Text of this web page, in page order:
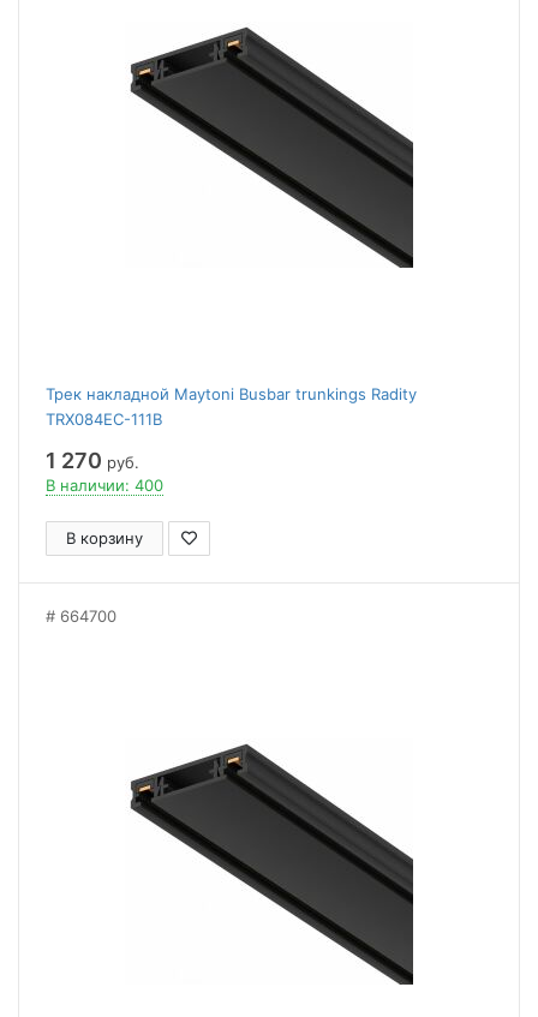
Трек накладной Maytoni Busbar trunkings Radity
TRX084EC-111B
1 270 руб.
В наличии: 400
В корзину
664700